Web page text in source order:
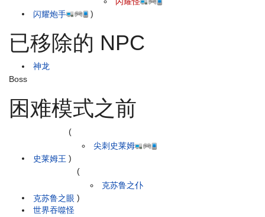
闪耀炮手
)
已移除的 NPC
神龙
Boss
困难模式之前
史莱姆王
(
尖刺史莱姆
)
克苏鲁之眼
(
克苏鲁之仆
)
世界吞噬怪